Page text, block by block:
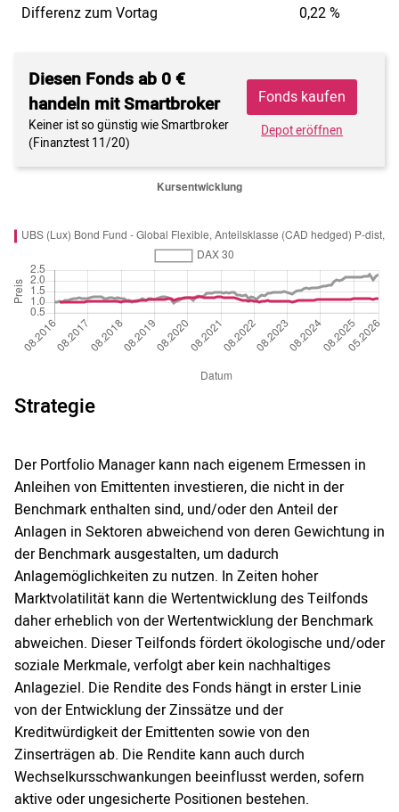
Differenz zum Vortag
0,22 %
Diesen Fonds ab 0 €
handeln mit Smartbroker
Keiner ist so günstig wie Smartbroker
(Finanztest 11/20)
Fonds kaufen
Depot eröffnen
Strategie
Der Portfolio Manager kann nach eigenem Ermessen in
Anleihen von Emittenten investieren, die nicht in der
Benchmark enthalten sind, und/oder den Anteil der
Anlagen in Sektoren abweichend von deren Gewichtung in
der Benchmark ausgestalten, um dadurch
Anlagemöglichkeiten zu nutzen. In Zeiten hoher
Marktvolatilität kann die Wertentwicklung des Teilfonds
daher erheblich von der Wertentwicklung der Benchmark
abweichen. Dieser Teilfonds fördert ökologische und/oder
soziale Merkmale, verfolgt aber kein nachhaltiges
Anlageziel. Die Rendite des Fonds hängt in erster Linie
von der Entwicklung der Zinssätze und der
Kreditwürdigkeit der Emittenten sowie von den
Zinserträgen ab. Die Rendite kann auch durch
Wechselkursschwankungen beeinflusst werden, sofern
aktive oder ungesicherte Positionen bestehen.